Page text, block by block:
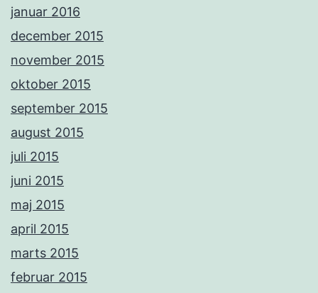
januar 2016
december 2015
november 2015
oktober 2015
september 2015
august 2015
juli 2015
juni 2015
maj 2015
april 2015
marts 2015
februar 2015